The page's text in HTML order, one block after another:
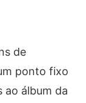
de
ponto fixo
ao álbum da